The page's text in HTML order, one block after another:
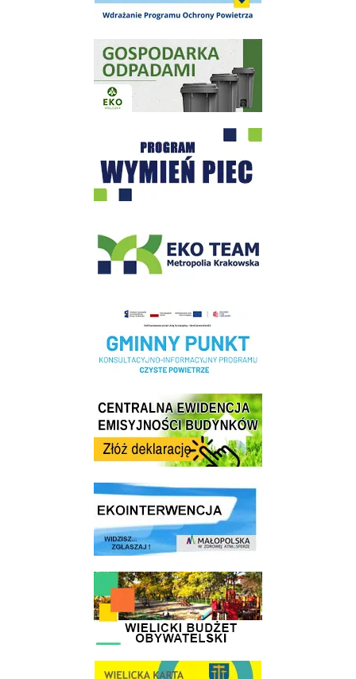
Gospodarka odpadami na terenie Miasta i Gminy Wieliczka
Program "Czyste Powietrze" - Wieliczka
Realizacja Programu Czyste Powietrze w Gminie Wieliczka
Centrala Ewidencja Emisyjności Budynków - złóż deklarację
link do strony ekointerwencja dot.- powietrza
link do strony - Wielicki Budżet Obywatelski
link do strony Wielicka Karta Aktywnego Seniora